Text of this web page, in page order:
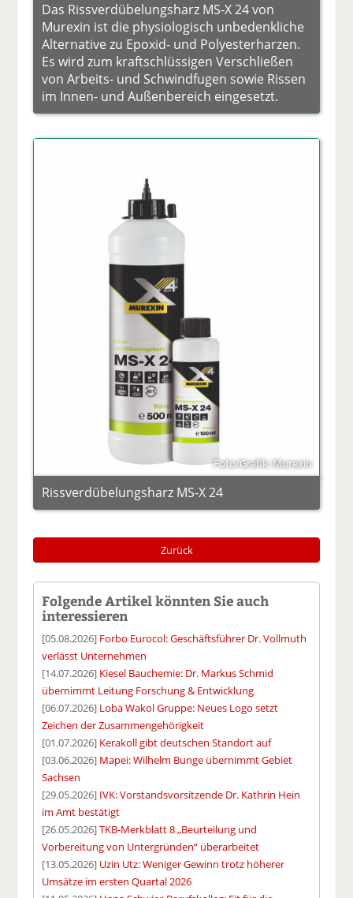
Das Rissverdübelungsharz MS-X 24 von
Murexin ist die physiologisch unbedenkliche
Alternative zu Epoxid- und Polyesterharzen.
Es wird zum kraftschlüssigen Verschließen
von Arbeits- und Schwindfugen sowie Rissen
im Innen- und Außenbereich eingesetzt.
Foto/Grafik: Murexin
Rissverdübelungsharz MS-X 24
Zurück
Folgende Artikel könnten Sie auch
interessieren
[05.08.2026] Forbo Eurocol: Geschäftsführer Dr. Vollmuth
verlässt Unternehmen
[14.07.2026] Kiesel Bauchemie: Dr. Markus Schmid
übernimmt Leitung Forschung & Entwicklung
[06.07.2026] Loba Wakol Gruppe: Neues Logo setzt
Zeichen der Zusammengehörigkeit
[01.07.2026] Kerakoll gibt deutschen Standort auf
[03.06.2026] Mapei: Wilhelm Bunge übernimmt Gebiet
Sachsen
[29.05.2026] IVK: Vorstandsvorsitzende Dr. Kathrin Hein
im Amt bestätigt
[26.05.2026]TKB-Merkblatt 8 „Beurteilung und
Vorbereitung von Untergründen“ überarbeitet
[13.05.2026] Uzin Utz: Weniger Gewinn trotz höherer
Umsätze im ersten Quartal 2026